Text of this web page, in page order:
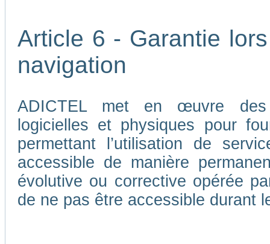
Article 6 - Garantie
navigation
ADICTEL met en œuvre des
logicielles et physiques pour
permettant l’utilisation de
accessible de manière
évolutive ou corrective opérée
de ne pas être accessible durant